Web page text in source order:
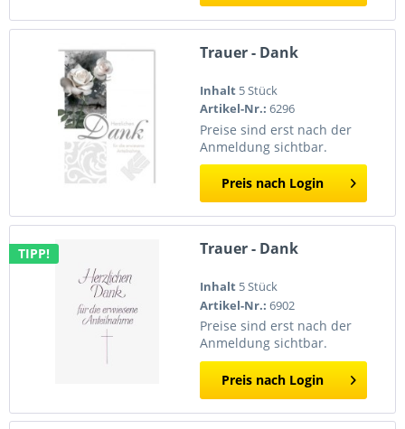
Trauer - Dank
Inhalt 5 Stück
Artikel-Nr.: 6296
Preise sind erst nach der
Anmeldung sichtbar.
Preis nach Login
TIPP! Trauer - Dank
Inhalt 5 Stück
Artikel-Nr.: 6902
Preise sind erst nach der
Anmeldung sichtbar.
Preis nach Login